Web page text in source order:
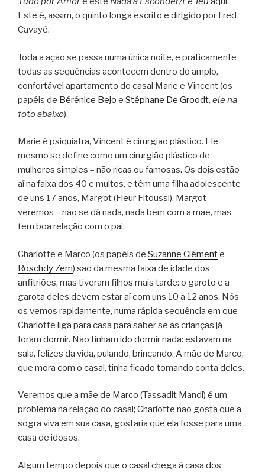
Este é, assim, o quinto longa escrito e dirigido por Fred
Cavayé.
Toda a ação se passa numa única noite, e praticamente
todas as sequências acontecem dentro do amplo,
confortável apartamento do casal Marie e Vincent (os
papéis de Bérénice Bejo e Stéphane De Groodt, ele na
foto abaixo).
Marie é psiquiatra, Vincent é cirurgião plástico. Ele
mesmo se define como um cirurgião plástico de
mulheres simples – não ricas ou famosas. Os dois estão
aí na faixa dos 40 e muitos, e têm uma filha adolescente
de uns 17 anos, Margot (Fleur Fitoussi). Margot –
veremos – não se dá nada, nada bem com a mãe, mas
tem boa relação com o pai.
Charlotte e Marco (os papéis de Suzanne Clémente
Roschdy Zem) são da mesma faixa de idade dos
anfitriões, mas tiveram filhos mais tarde: o garoto e a
garota deles devem estar aí com uns 10 a 12 anos. Nós
os vemos rapidamente, numa rápida sequência em que
Charlotte liga para casa para saber se as crianças já
foram dormir. Não tinham ido dormir nada: estavam na
sala, felizes da vida, pulando, brincando. A mãe de Marco,
que mora com o casal, tinha ficado tomando conta deles.
Veremos que a mãe de Marco (Tassadit Mandi) é um
problema na relação do casal; Charlotte não gosta que a
sogra viva em sua casa, gostaria que ela fosse para uma
casa de idosos.
Algum tempo depois que o casal chega à casa dos